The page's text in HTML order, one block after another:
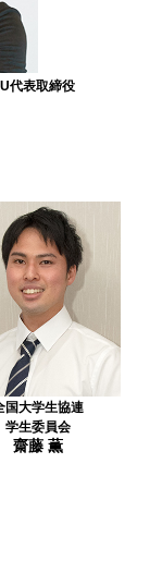
代表取締役
国大学生協連
学生委員会
齋藤 薫